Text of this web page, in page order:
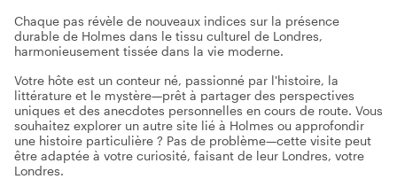
Chaque pas révèle de nouveaux indices sur la présence
durable de Holmes dans le tissu culturel de Londres,
harmonieusement tissée dans la vie moderne.
Votre hôte est un conteur né, passionné par l'histoire, la
littérature et le mystère—prêt à partager des perspectives
uniques et des anecdotes personnelles en cours de route. Vous
souhaitez explorer un autre site lié à Holmes ou approfondir
une histoire particulière ? Pas de problème—cette visite peut
être adaptée à votre curiosité, faisant de leur Londres, votre
Londres.